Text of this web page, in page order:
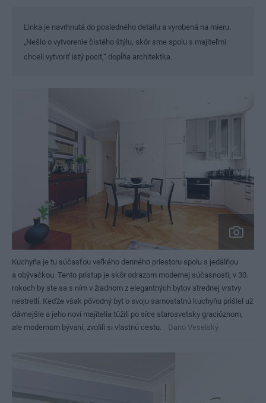
Linka je navrhnutá do posledného detailu a vyrobená na mieru.
„Nešlo o vytvorenie čistého štýlu, skôr sme spolu s majiteľmi
chceli vytvoriť istý pocit,“ dopĺňa architektka.
Kuchyňa je tu súčasťou veľkého denného priestoru spolu s jedálňou
a obývačkou. Tento prístup je skôr odrazom modernej súčasnosti, v 30.
rokoch by ste sa s ním v žiadnom z elegantných bytov strednej vrstvy
nestretli. Keďže však pôvodný byt o svoju samostatnú kuchyňu prišiel už
dávnejšie a jeho noví majitelia túžili po síce starosvetsky gracióznom,
ale modernom bývaní, zvolili si vlastnú cestu.
Dano Veselský